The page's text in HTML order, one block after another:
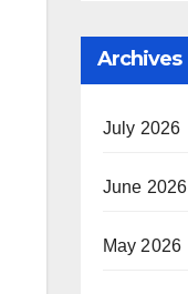
Archives
July 2026
June 2026
May 2026